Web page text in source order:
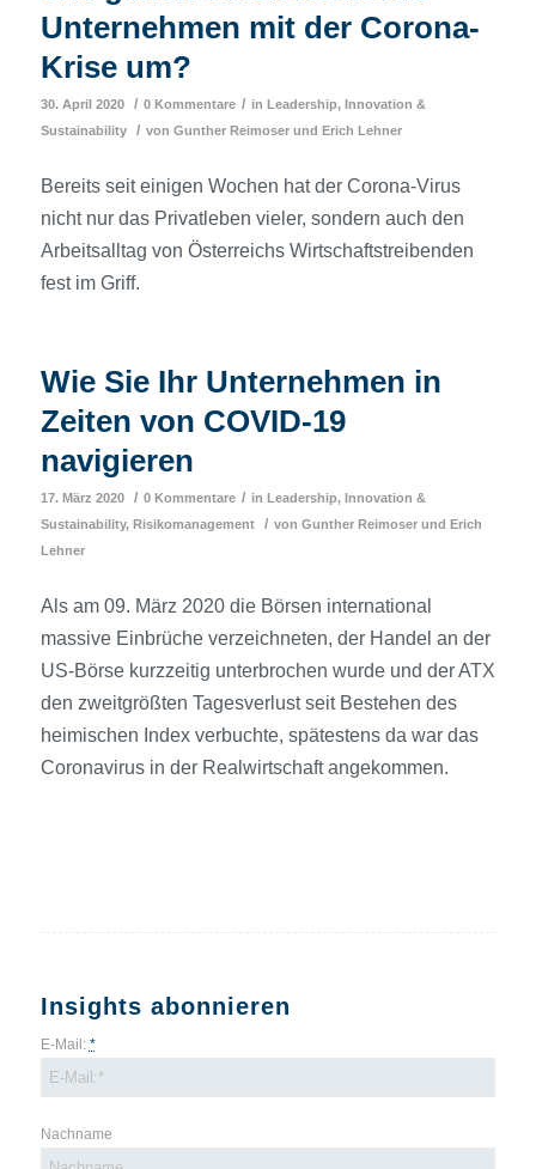
Unternehmen mit der Corona-
Krise um?
30. April 2020 / 0 Kommentare / in
Leadership, Innovation &
Sustainability
/ von Gunther Reimoserund Erich Lehner
Bereits seit einigen Wochen hat der Corona-Virus
nicht nur das Privatleben vieler, sondern auch den
Arbeitsalltag von Österreichs Wirtschaftstreibenden
fest im Griff.
Wie Sie Ihr Unternehmen in
Zeiten von COVID-19
navigieren
17. März 2020 / 0 Kommentare / in Leadership, Innovation &
Sustainability, Risikomanagement / von Gunther Reimoserund Erich
Lehner
Als am 09. März 2020 die Börsen international
massive Einbrüche verzeichneten, der Handel an der
US-Börse kurzzeitig unterbrochen wurde und der ATX
den zweitgrößten Tagesverlust seit Bestehen des
heimischen Index verbuchte, spätestens da war das
Coronavirus in der Realwirtschaft angekommen.
Insights abonnieren
E-Mail: *
Nachname